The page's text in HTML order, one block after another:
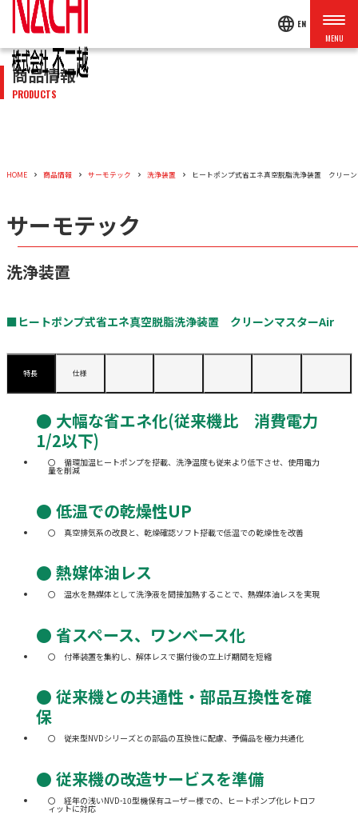
language EN
商品情報
PRODUCTS
HOME 商品情報 サーモテック 洗浄装置 ヒートポンプ式省エネ真空脱脂洗浄装置 クリー
サーモテック
洗浄装置
■ヒートポンプ式省エネ真空脱脂洗浄装置 クリーンマスターAir
特長 仕様
● 大幅な省エネ化(従来機比 消費電力
1/2以下)
循環加温ヒートポンプを搭載、洗浄温度も従来より低下させ、使用電力
量を削減
● 低温での乾燥性UP
真空排気系の改良と、乾燥確認ソフト搭載で低温での乾燥性を改善
● 熱媒体油レス
温水を熱媒体として洗浄液を間接加熱することで、熱媒体油レスを実現
● 省スペース、ワンベース化
付帯装置を集約し、解体レスで据付後の立上げ期間を短縮
● 従来機との共通性・部品互換性を確
保
従来型NVDシリーズとの部品の互換性に配慮、予備品を極力共通化
● 従来機の改造サービスを準備
経年の浅いNVD-10型機保有ユーザー様での、ヒートポンプ化レトロフ
ィットに対応